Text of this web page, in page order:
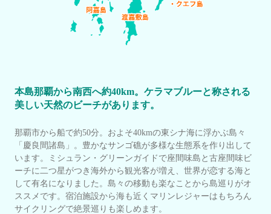
本島那覇から南西へ約40km。ケラマブルーと称される
美しい天然のビーチがあります。
那覇市から船で約50分。およそ40kmの東シナ海に浮かぶ島々
「慶良間諸島」。豊かなサンゴ礁が多様な生態系を作り出して
います。ミシュラン・グリーンガイドで座間味島と古座間味ビ
ーチに二つ星がつき海外から観光客が増え、世界が恋する海と
して有名になりました。島々の移動も楽なことから島巡りがオ
ススメです。宿泊施設から海も近くマリンレジャーはもちろん
サイクリングで絶景巡りも楽しめます。